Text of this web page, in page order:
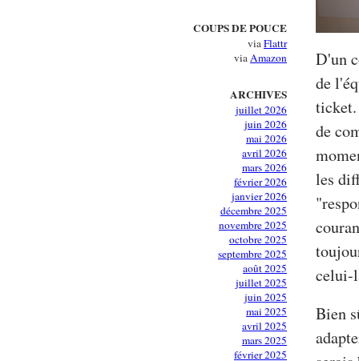
COUPS DE POUCE
viaFlattr
viaAmazon
ARCHIVES
juillet 2026
juin 2026
mai 2026
avril 2026
mars 2026
février 2026
janvier 2026
décembre 2025
novembre 2025
octobre 2025
septembre 2025
août 2025
juillet 2025
juin 2025
mai 2025
avril 2025
mars 2025
février 2025
D'un
de
ticket.
de
les
celui-
Bien